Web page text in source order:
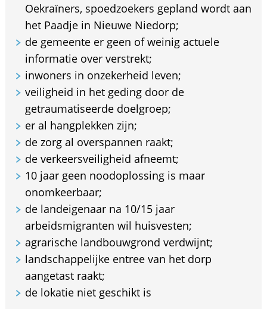
Oekraïners, spoedzoekers gepland wordt aan
het Paadje in Nieuwe Niedorp;
de gemeente er geen of weinig actuele
informatie over verstrekt;
inwoners in onzekerheid leven;
veiligheid in het geding door de
getraumatiseerde doelgroep;
er al hangplekken zijn;
de zorg al overspannen raakt;
de verkeersveiligheid afneemt;
10 jaar geen noodoplossing is maar
onomkeerbaar;
de landeigenaar na 10/15 jaar
arbeidsmigranten wil huisvesten;
agrarische landbouwgrond verdwijnt;
landschappelijke entree van het dorp
aangetast raakt;
de lokatie niet geschikt is